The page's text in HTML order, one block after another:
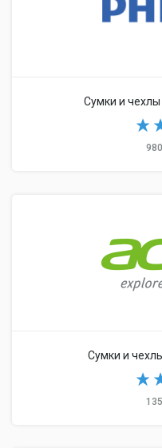
Сумки и чехлы
Сумки и